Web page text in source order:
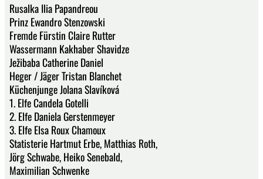
Rusalka Ilia Papandreou
Prinz Ewandro Stenzowski
Fremde Fürstin Claire Rutter
Wassermann Kakhaber Shavidze
Ježibaba Catherine Daniel
Heger / Jäger Tristan Blanchet
Küchenjunge Jolana Slavíková
1. Elfe Candela Gotelli
2. Elfe Daniela Gerstenmeyer
3. Elfe Elsa Roux Chamoux
Statisterie Hartmut Erbe, Matthias Roth,
Jörg Schwabe, Heiko Senebald,
Maximilian Schwenke